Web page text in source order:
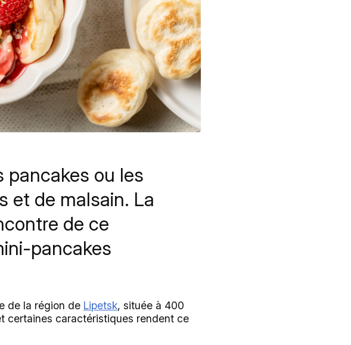
pancakes ou les
et de malsain. La
de ce
pancakes
de la région de Lipetsk, située à 400
certaines caractéristiques rendent ce